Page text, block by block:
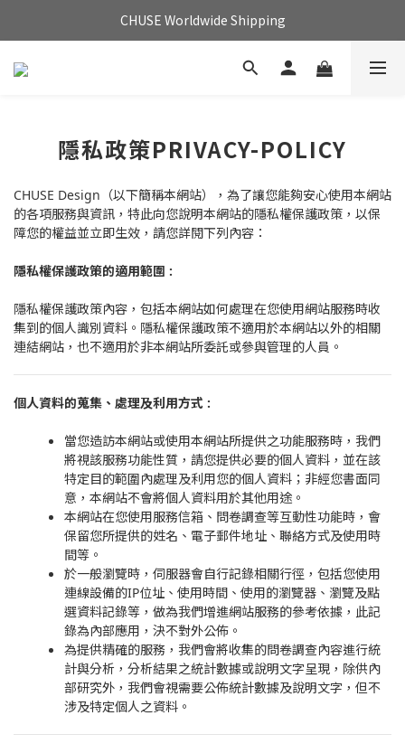
CHUSE Worldwide Shipping
隱私政策PRIVACY-POLICY
CHUSE Design（以下簡稱本網站），為了讓您能夠安心使用本網站
的各項服務與資訊，特此向您說明本網站的隱私權保護政策，以保
障您的權益並立即生效，請您詳閱下列內容：
隱私權保護政策的適用範圍 :
隱私權保護政策內容，包括本網站如何處理在您使用網站服務時收
集到的個人識別資料。隱私權保護政策不適用於本網站以外的相關
連結網站，也不適用於非本網站所委託或參與管理的人員。
個人資料的蒐集、處理及利用方式 :
當您造訪本網站或使用本網站所提供之功能服務時，我們
將視該服務功能性質，請您提供必要的個人資料，並在該
特定目的範圍內處理及利用您的個人資料；非經您書面同
意，本網站不會將個人資料用於其他用途。
本網站在您使用服務信箱、問卷調查等互動性功能時，會
保留您所提供的姓名、電子郵件地址、聯絡方式及使用時
間等。
於一般瀏覽時，伺服器會自行記錄相關行徑，包括您使用
連線設備的IP位址、使用時間、使用的瀏覽器、瀏覽及點
選資料記錄等，做為我們增進網站服務的參考依據，此記
錄為內部應用，決不對外公佈。
為提供精確的服務，我們會將收集的問卷調查內容進行統
計與分析，分析結果之統計數據或說明文字呈現，除供內
部研究外，我們會視需要公佈統計數據及說明文字，但不
涉及特定個人之資料。